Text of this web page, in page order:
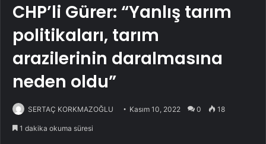
CHP’li Gürer: “Yanlış tarım
politikaları, tarım
arazilerinin daralmasına
neden oldu”
SERTAÇ KORKMAZOĞLU Kasım 10, 2022 0 18
1 dakika okuma süresi